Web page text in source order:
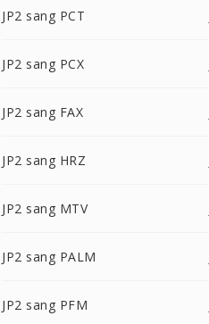
JP2 sang PCT
JP2 sang PCX
JP2 sang FAX
JP2 sang HRZ
JP2 sang MTV
JP2 sang PALM
JP2 sang PFM